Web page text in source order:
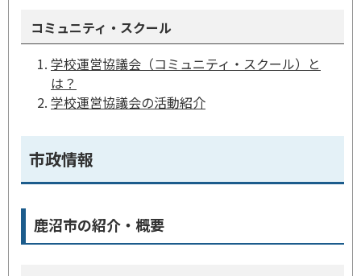
コミュニティ・スクール
学校運営協議会（コミュニティ・スクール）と
は？
学校運営協議会の活動紹介
市政情報
鹿沼市の紹介・概要